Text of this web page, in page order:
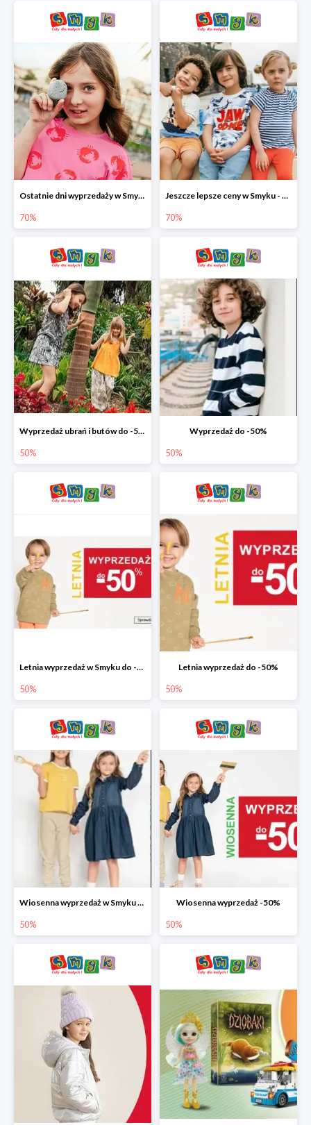
Ostatnie dni wyprzedaży w Smyku - ubrania i buty do -70%
70%
Jeszcze lepsze ceny w Smyku - ubrania i buty do -70%
70%
Wyprzedaż ubrań i butów do -50%
50%
Wyprzedaż do -50%
50%
Letnia wyprzedaż w Smyku do -50%
50%
Letnia wyprzedaż do -50%
50%
Wiosenna wyprzedaż w Smyku do -50%
50%
Wiosenna wyprzedaż -50%
50%